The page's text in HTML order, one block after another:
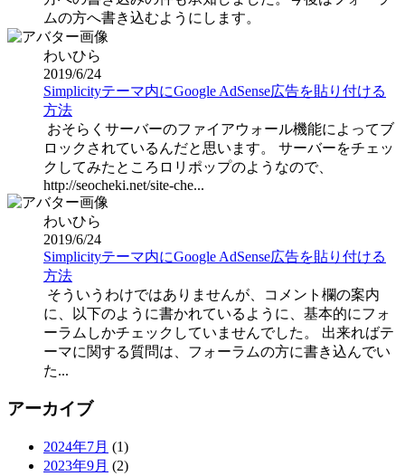
ムの方へ書き込むようにします。
わいひら
2019/6/24
Simplicityテーマ内にGoogle AdSense広告を貼り付ける
方法
おそらくサーバーのファイアウォール機能によってブ
ロックされているんだと思います。 サーバーをチェッ
クしてみたところロリポップのようなので、
http://seocheki.net/site-che...
わいひら
2019/6/24
Simplicityテーマ内にGoogle AdSense広告を貼り付ける
方法
そういうわけではありませんが、コメント欄の案内
に、以下のように書かれているように、基本的にフォ
ーラムしかチェックしていませんでした。 出来ればテ
ーマに関する質問は、フォーラムの方に書き込んでい
た...
アーカイブ
2024年7月 (1)
2023年9月 (2)